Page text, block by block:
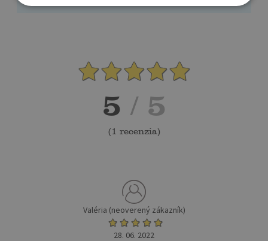
5 / 5
(1 recenzia)
Valéria (neoverený zákazník)
28. 06. 2022